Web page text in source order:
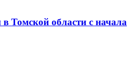
Томской области с начала